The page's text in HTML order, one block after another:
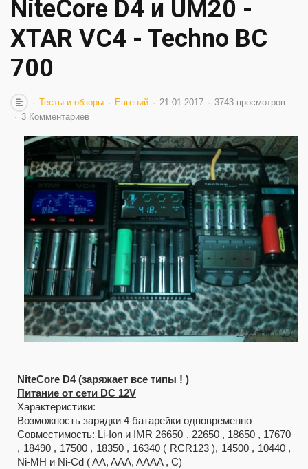
NiteCore D4 и UM20 -
XTAR VC4 - Techno BC
700
Тесты и обзоры Евгений 21.01.2017
3743 просмотров
3 Комментариев
NiteCore D4 (заряжает все типы ! )
Питание от сети DC 12V
Характеристики:
Возможность зарядки 4 батарейки одновременно
Совместимость: Li-Ion и IMR 26650 , 22650 , 18650 , 17670
, 18490 , 17500 , 18350 , 16340 ( RCR123 ), 14500 , 10440 ,
Ni-MH и Ni-Cd ( AA, AAA, AAAA , С)